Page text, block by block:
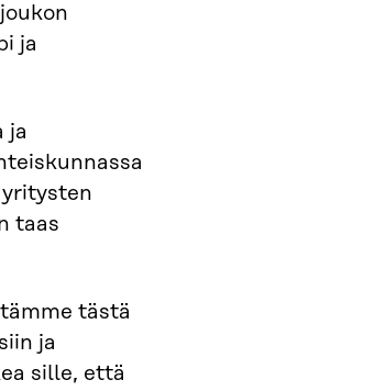
ja
ja
taas
tästä
ja
sille, että